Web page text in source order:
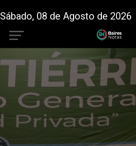
Sábado, 08 de Agosto de 2026